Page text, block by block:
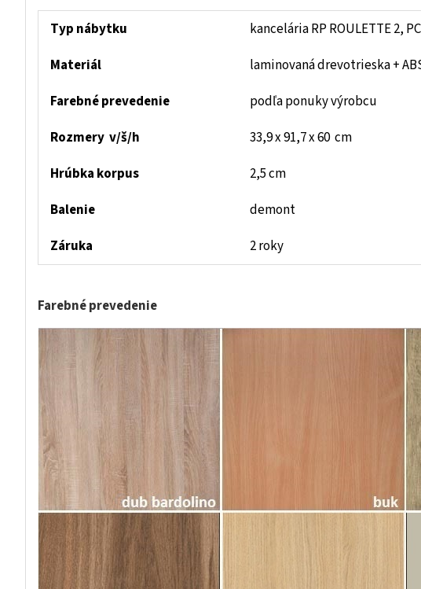
Typ nábytku
kancelária RP ROULETTE 2,
Materiál
laminovaná drevotrieska +
Farebné prevedenie
podľa ponuky výrobcu
Rozmery v/š/h
33,9 x 91,7 x 60 cm
Hrúbka korpus
2,5 cm
Balenie
demont
Záruka
2 roky
Farebné prevedenie